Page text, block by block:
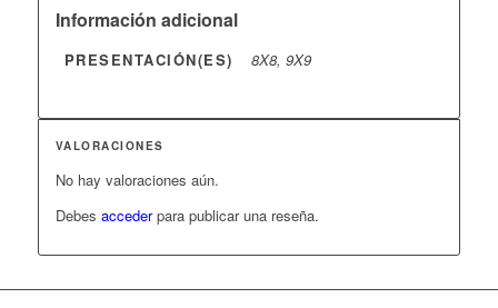
Información adicional
PRESENTACIÓN(ES) 8X8, 9X9
VALORACIONES
No hay valoraciones aún.
Debes accederpara publicar una reseña.